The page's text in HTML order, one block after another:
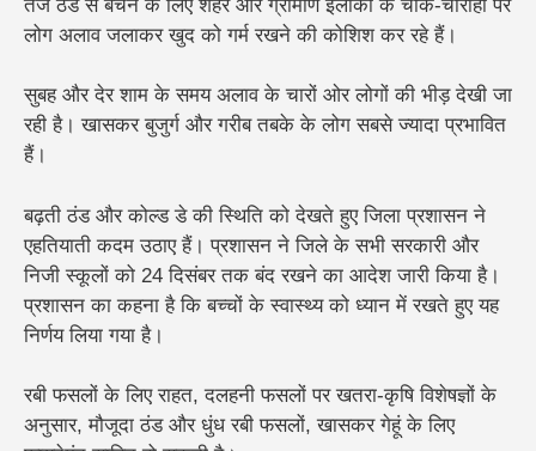
तेज ठंड से बचने के लिए शहर और ग्रामीण इलाकों के चौक-चौराहों पर
लोग अलाव जलाकर खुद को गर्म रखने की कोशिश कर रहे हैं।
सुबह और देर शाम के समय अलाव के चारों ओर लोगों की भीड़ देखी जा
रही है। खासकर बुजुर्ग और गरीब तबके के लोग सबसे ज्यादा प्रभावित
हैं।
बढ़ती ठंड और कोल्ड डे की स्थिति को देखते हुए जिला प्रशासन ने
एहतियाती कदम उठाए हैं। प्रशासन ने जिले के सभी सरकारी और
निजी स्कूलों को 24 दिसंबर तक बंद रखने का आदेश जारी किया है।
प्रशासन का कहना है कि बच्चों के स्वास्थ्य को ध्यान में रखते हुए यह
निर्णय लिया गया है।
रबी फसलों के लिए राहत, दलहनी फसलों पर खतरा-कृषि विशेषज्ञों के
अनुसार, मौजूदा ठंड और धुंध रबी फसलों, खासकरगेहूंके लिए